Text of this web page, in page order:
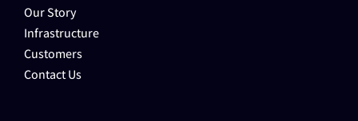
Our Story
Infrastructure
Customers
Contact Us